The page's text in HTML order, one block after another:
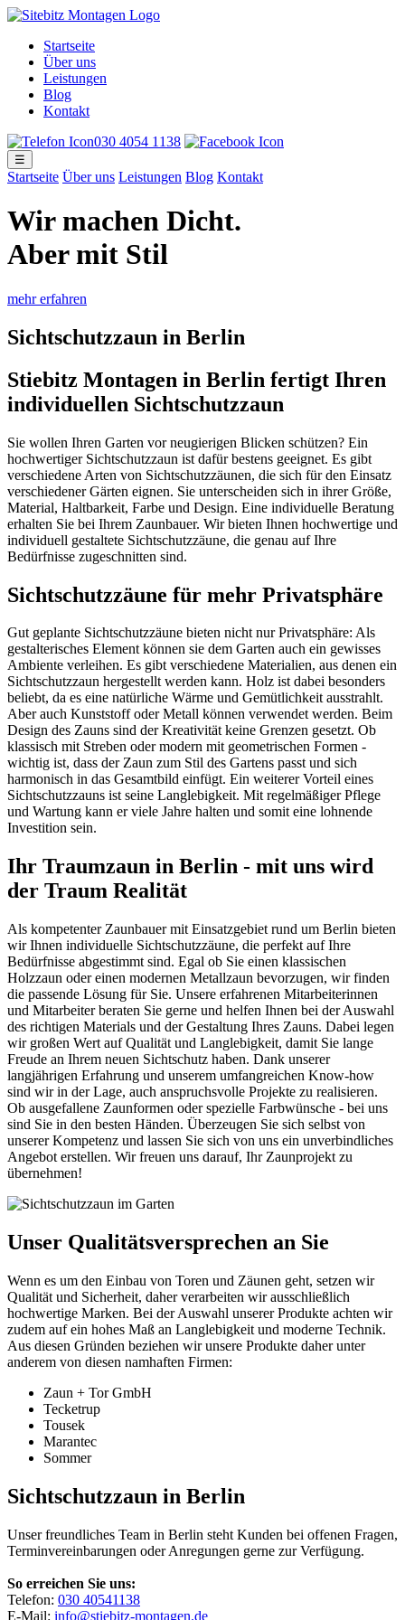
Startseite
Über uns
Leistungen
Blog
Kontakt
030 4054 1138
☰
Startseite Über uns Leistungen Blog Kontakt
Wir machen Dicht.
Aber mit Stil
mehr erfahren
Sichtschutzzaun in Berlin
Stiebitz Montagen in Berlin fertigt Ihren
individuellen Sichtschutzzaun
Sie wollen Ihren Garten vor neugierigen Blicken schützen? Ein
hochwertiger Sichtschutzzaun ist dafür bestens geeignet. Es gibt
verschiedene Arten von Sichtschutzzäunen, die sich für den Einsatz
verschiedener Gärten eignen. Sie unterscheiden sich in ihrer Größe,
Material, Haltbarkeit, Farbe und Design. Eine individuelle Beratung
erhalten Sie bei Ihrem Zaunbauer. Wir bieten Ihnen hochwertige und
individuell gestaltete Sichtschutzzäune, die genau auf Ihre
Bedürfnisse zugeschnitten sind.
Sichtschutzzäune für mehr Privatsphäre
Gut geplante Sichtschutzzäune bieten nicht nur Privatsphäre: Als
gestalterisches Element können sie dem Garten auch ein gewisses
Ambiente verleihen. Es gibt verschiedene Materialien, aus denen ein
Sichtschutzzaun hergestellt werden kann. Holz ist dabei besonders
beliebt, da es eine natürliche Wärme und Gemütlichkeit ausstrahlt.
Aber auch Kunststoff oder Metall können verwendet werden. Beim
Design des Zauns sind der Kreativität keine Grenzen gesetzt. Ob
klassisch mit Streben oder modern mit geometrischen Formen -
wichtig ist, dass der Zaun zum Stil des Gartens passt und sich
harmonisch in das Gesamtbild einfügt. Ein weiterer Vorteil eines
Sichtschutzzauns ist seine Langlebigkeit. Mit regelmäßiger Pflege
und Wartung kann er viele Jahre halten und somit eine lohnende
Investition sein.
Ihr Traumzaun in Berlin - mit uns wird
der Traum Realität
Als kompetenter Zaunbauer mit Einsatzgebiet rund um Berlin bieten
wir Ihnen individuelle Sichtschutzzäune, die perfekt auf Ihre
Bedürfnisse abgestimmt sind. Egal ob Sie einen klassischen
Holzzaun oder einen modernen Metallzaun bevorzugen, wir finden
die passende Lösung für Sie. Unsere erfahrenen Mitarbeiterinnen
und Mitarbeiter beraten Sie gerne und helfen Ihnen bei der Auswahl
des richtigen Materials und der Gestaltung Ihres Zauns. Dabei legen
wir großen Wert auf Qualität und Langlebigkeit, damit Sie lange
Freude an Ihrem neuen Sichtschutz haben. Dank unserer
langjährigen Erfahrung und unserem umfangreichen Know-how
sind wir in der Lage, auch anspruchsvolle Projekte zu realisieren.
Ob ausgefallene Zaunformen oder spezielle Farbwünsche - bei uns
sind Sie in den besten Händen. Überzeugen Sie sich selbst von
unserer Kompetenz und lassen Sie sich von uns ein unverbindliches
Angebot erstellen. Wir freuen uns darauf, Ihr Zaunprojekt zu
übernehmen!
Unser Qualitätsversprechen an Sie
Wenn es um den Einbau von Toren und Zäunen geht, setzen wir
Qualität und Sicherheit, daher verarbeiten wir ausschließlich
hochwertige Marken. Bei der Auswahl unserer Produkte achten wir
zudem auf ein hohes Maß an Langlebigkeit und moderne Technik.
Aus diesen Gründen beziehen wir unsere Produkte daher unter
anderem von diesen namhaften Firmen:
Zaun + Tor GmbH
Tecketrup
Tousek
Marantec
Sommer
Sichtschutzzaun in Berlin
Unser freundliches Team in Berlin steht Kunden bei offenen Fragen,
Terminvereinbarungen oder Anregungen gerne zur Verfügung.
So erreichen Sie uns:
Telefon: 030 40541138
E-Mail: info@stiebitz-montagen.de